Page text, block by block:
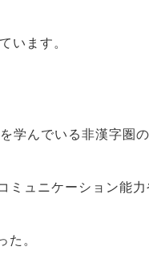
います。
学んでいる非漢字圏
ミュニケーション能力
。